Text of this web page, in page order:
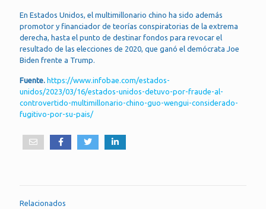
En Estados Unidos, el multimillonario chino ha sido además
promotor y financiador de teorías conspiratorias de la extrema
derecha, hasta el punto de destinar fondos para revocar el
resultado de las elecciones de 2020, que ganó el demócrata Joe
Biden frente a Trump.
Fuente. https://www.infobae.com/estados-
unidos/2023/03/16/estados-unidos-detuvo-por-fraude-al-
controvertido-multimillonario-chino-guo-wengui-considerado-
fugitivo-por-su-pais/
Relacionados